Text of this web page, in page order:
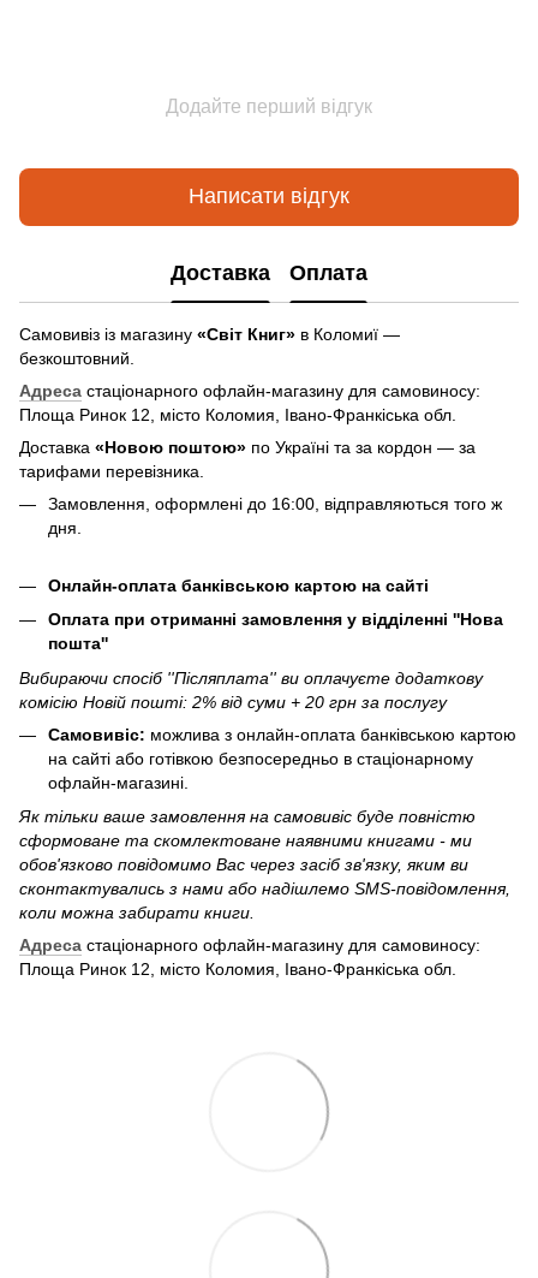
Додайте перший відгук
Написати відгук
Доставка Оплата
Самовивіз із магазину «Світ Книг» в Коломиї —
безкоштовний.
Адреса стаціонарного офлайн-магазину для самовиносу:
Площа Ринок 12, місто Коломия, Івано-Франкіська обл.
Доставка «Новою поштою» по Україні та за кордон — за
тарифами перевізника.
Замовлення, оформлені до 16:00, відправляються того ж
дня.
Онлайн-оплата банківською картою на сайті
Оплата при отриманні замовлення у відділенні ''Нова
пошта''
Вибираючи спосіб ''Післяплата'' ви оплачуєте додаткову
комісію Новій пошті: 2% від суми + 20 грн за послугу
Самовивіс: можлива з онлайн-оплата банківською картою
на сайті або готівкою безпосередньо в стаціонарному
офлайн-магазині.
Як тільки ваше замовлення на самовивіс буде повністю
сформоване та скомлектоване наявними книгами - ми
обов'язково повідомимо Вас через засіб зв'язку, яким ви
сконтактувались з нами або надішлемо SMS-повідомлення,
коли можна забирати книги.
Адреса стаціонарного офлайн-магазину для самовиносу:
Площа Ринок 12, місто Коломия, Івано-Франкіська обл.